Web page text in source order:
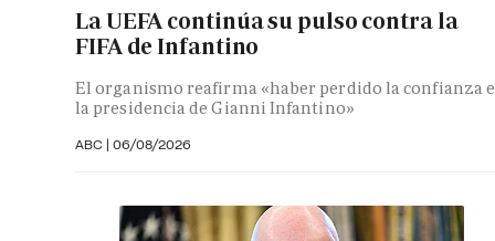
La UEFA continúa su pulso contra la
FIFA de Infantino
El organismo reafirma «haber perdido la confianza
la presidencia de Gianni Infantino»
ABC | 06/08/2026